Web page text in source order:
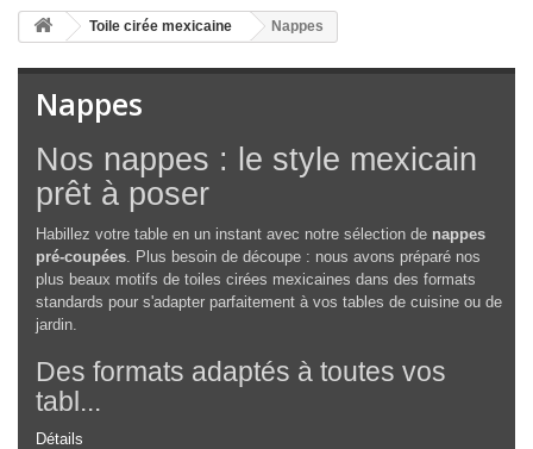
Toile cirée mexicaine Nappes
Nappes
Nos nappes : le style mexicain
prêt à poser
Habillez votre table en un instant avec notre sélection de nappes
pré-coupées . Plus besoin de découpe : nous avons préparé nos
plus beaux motifs de toiles cirées mexicaines dans des formats
standards pour s'adapter parfaitement à vos tables de cuisine ou de
jardin.
Des formats adaptés à toutes vos
tabl...
Détails